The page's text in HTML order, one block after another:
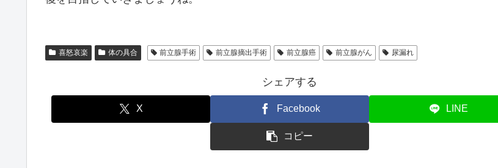
喜怒哀楽 体の具合 前立腺手術 前立腺摘出手術 前立腺癌 前立腺がん 尿漏れ
シェアする
X Facebook LINE
コピー